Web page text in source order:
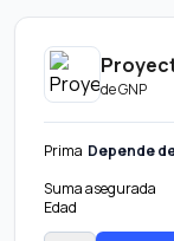
deGNP
Prima Depende
Suma asegurada
Edad